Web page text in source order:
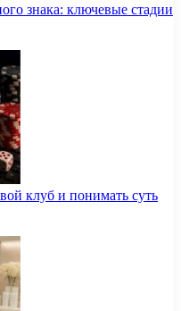
знака: ключевые стадии
клуб и понимать суть